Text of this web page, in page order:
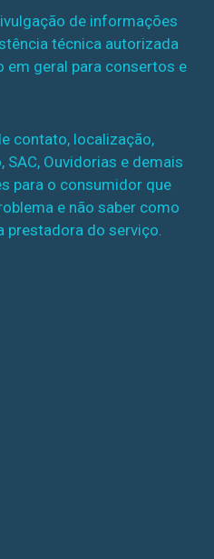
de informações
técnica autorizada
em geral para consertos e
contato, localização,
Ouvidorias e demais
para o consumidor que
e não saber como
do serviço.